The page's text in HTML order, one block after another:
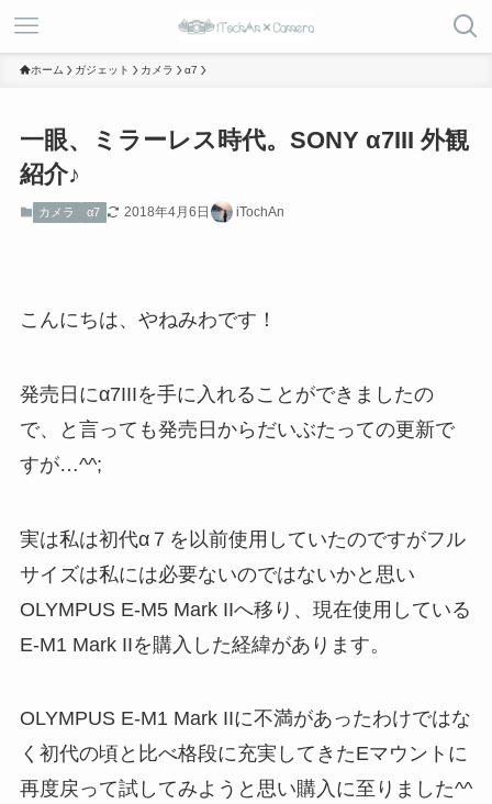
ホーム ガジェット カメラ α7
一眼、ミラーレス時代。SONY α7III 外観
紹介♪
カメラ α7 2018年4月6日 iTochAn
こんにちは、やねみわです！
発売日にα7IIIを手に入れることができましたの
で、と言っても発売日からだいぶたっての更新で
すが…^^;
実は私は初代α７を以前使用していたのですがフル
サイズは私には必要ないのではないかと思い
OLYMPUS E-M5 Mark IIへ移り、現在使用している
E-M1 Mark IIを購入した経緯があります。
OLYMPUS E-M1 Mark IIに不満があったわけではな
く初代の頃と比べ格段に充実してきたEマウントに
再度戻って試してみようと思い購入に至りました^^